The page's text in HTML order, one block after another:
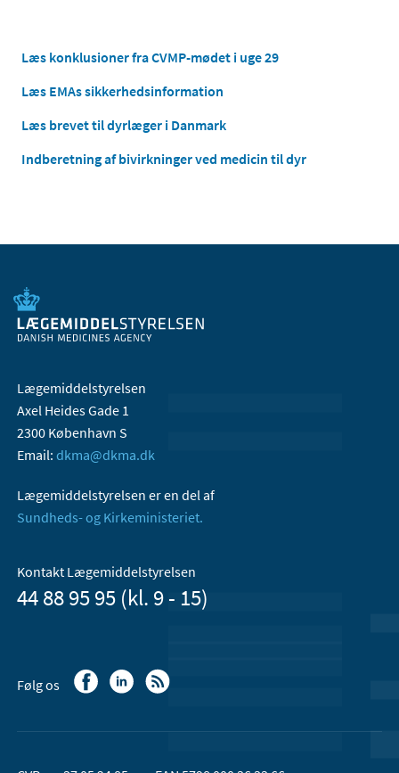
Læs konklusioner fra CVMP-mødet i uge 29
Læs EMAs sikkerhedsinformation
Læs brevet til dyrlæger i Danmark
Indberetning af bivirkninger ved medicin til dyr
Lægemiddelstyrelsen
Axel Heides Gade 1
2300 København S
Email: dkma@dkma.dk
Lægemiddelstyrelsen er en del af
Sundheds- og Kirkeministeriet.
Kontakt Lægemiddelstyrelsen
44 88 95 95 (kl. 9 - 15)
Følg os